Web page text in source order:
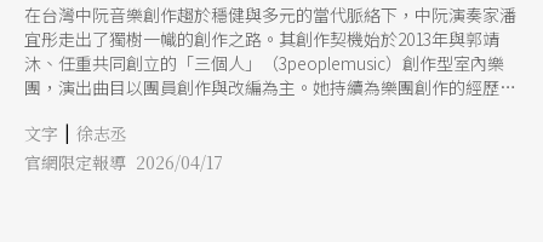
在台灣中阮音樂創作趨於穩健與多元的當代脈絡下，中阮演奏家潘
宜彤走出了獨樹一幟的創作之路。其創作契機始於2013年與郭靖
沐、任重共同創立的「三個人」（3peoplemusic）創作型室內樂
團，演出曲目以團員創作與改編為主。她持續為樂團創作的經歷，
品獨奏會」中，除演出早期創作的《紅氍毹》與《午夜夢迴》，更
帶來6首全新中阮創作。 這場演出堪稱台灣中阮音樂發展史上的創
文字 | 徐志丞
官網限定報導 2026/04/17